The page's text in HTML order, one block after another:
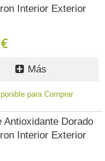
Interior Exterior
Más
para Comprar
Antioxidante Dorado
Interior Exterior